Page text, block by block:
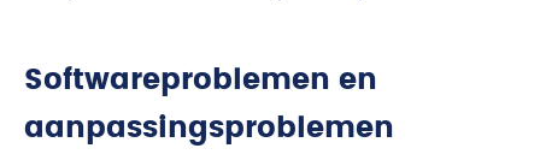
Softwareproblemen en
aanpassingsproblemen